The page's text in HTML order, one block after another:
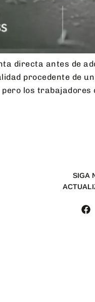
directa antes de
procedente de
los trabajadores
SIGA